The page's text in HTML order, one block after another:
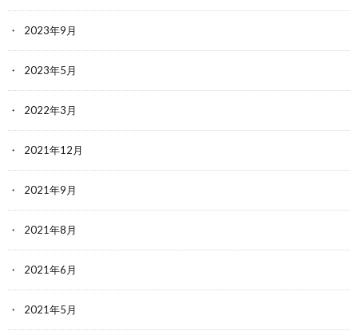
2023年9月
2023年5月
2022年3月
2021年12月
2021年9月
2021年8月
2021年6月
2021年5月